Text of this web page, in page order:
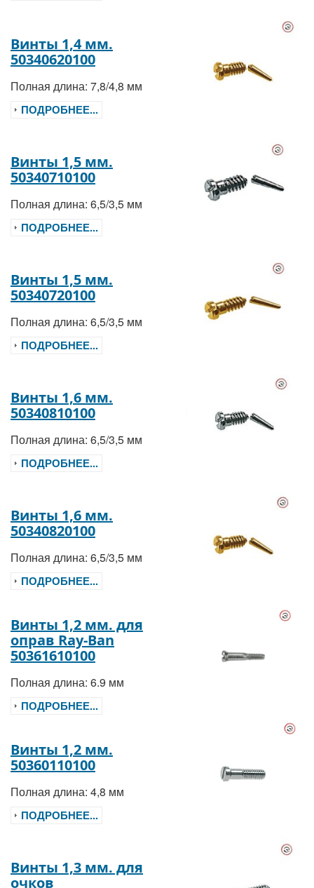
Винты 1,4 мм.
50340620100
Полная длина: 7,8/4,8 мм
ПОДРОБНЕЕ...
Винты 1,5 мм.
50340710100
Полная длина: 6,5/3,5 мм
ПОДРОБНЕЕ...
Винты 1,5 мм.
50340720100
Полная длина: 6,5/3,5 мм
ПОДРОБНЕЕ...
Винты 1,6 мм.
50340810100
Полная длина: 6,5/3,5 мм
ПОДРОБНЕЕ...
Винты 1,6 мм.
50340820100
Полная длина: 6,5/3,5 мм
ПОДРОБНЕЕ...
Винты 1,2 мм. для
оправ Ray-Ban
50361610100
Полная длина: 6.9 мм
ПОДРОБНЕЕ...
Винты 1,2 мм.
50360110100
Полная длина: 4,8 мм
ПОДРОБНЕЕ...
Винты 1,3 мм. для
очков